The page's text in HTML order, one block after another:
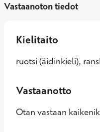
Vastaanoton tiedot
Kielitaito
ruotsi (äidinkieli),
Vastaanotto
Otan vastaan